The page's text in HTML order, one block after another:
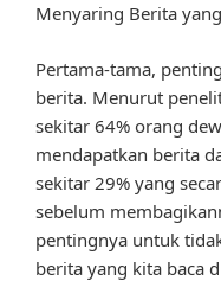
Menyaring Berita
Pertama-tama,
berita. Menurut
sekitar 64% orang
mendapatkan berita
sekitar 29% yang
sebelum
pentingnya untuk
berita yang kita baca